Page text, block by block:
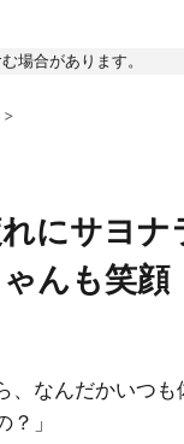
場合があります。
>
にサヨナ
んも笑顔
、なんだかいつ
」